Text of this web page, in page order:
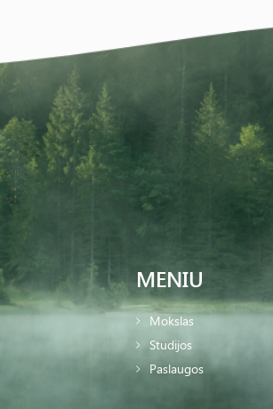
MENIU
Mokslas
Studijos
Paslaugos